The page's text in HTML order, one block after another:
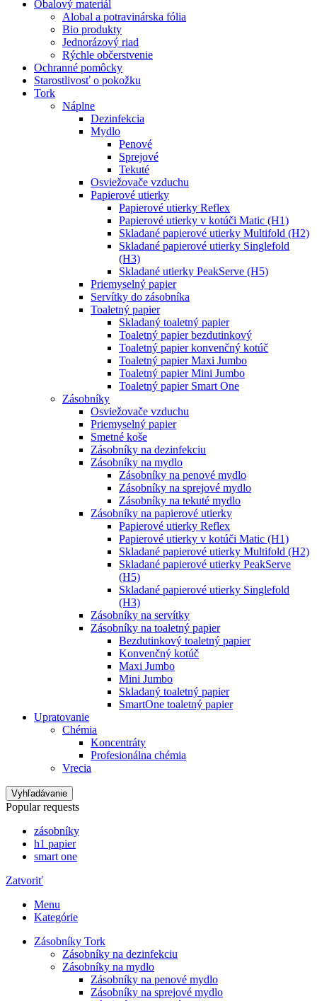
Obalový materiál
Alobal a potravinárska fólia
Bio produkty
Jednorázový riad
Rýchle občerstvenie
Ochranné pomôcky
Starostlivosť o pokožku
Tork
Náplne
Dezinfekcia
Mydlo
Penové
Sprejové
Tekuté
Osviežovače vzduchu
Papierové utierky
Papierové utierky Reflex
Papierové utierky v kotúči Matic (H1)
Skladané papierové utierky Multifold (H2)
Skladané papierové utierky Singlefold
(H3)
Skladané utierky PeakServe (H5)
Priemyselný papier
Servítky do zásobníka
Toaletný papier
Skladaný toaletný papier
Toaletný papier bezdutinkový
Toaletný papier konvenčný kotúč
Toaletný papier Maxi Jumbo
Toaletný papier Mini Jumbo
Toaletný papier Smart One
Zásobníky
Osviežovače vzduchu
Priemyselný papier
Smetné koše
Zásobníky na dezinfekciu
Zásobníky na mydlo
Zásobníky na penové mydlo
Zásobníky na sprejové mydlo
Zásobníky na tekuté mydlo
Zásobníky na papierové utierky
Papierové utierky Reflex
Papierové utierky v kotúči Matic (H1)
Skladané papierové utierky Multifold (H2)
Skladané papierové utierky PeakServe
(H5)
Skladané papierové utierky Singlefold
(H3)
Zásobníky na servítky
Zásobníky na toaletný papier
Bezdutinkový toaletný papier
Konvenčný kotúč
Maxi Jumbo
Mini Jumbo
Skladaný toaletný papier
SmartOne toaletný papier
Upratovanie
Chémia
Koncentráty
Profesionálna chémia
Vrecia
Vyhľadávanie
Popular requests
zásobníky
h1 papier
smart one
Zatvoriť
Menu
Kategórie
Zásobníky Tork
Zásobníky na dezinfekciu
Zásobníky na mydlo
Zásobníky na penové mydlo
Zásobníky na sprejové mydlo